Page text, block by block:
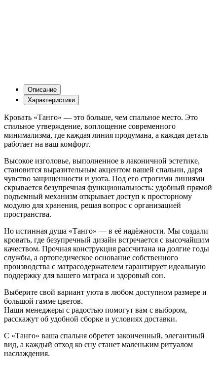
Описание
Характеристики
Кровать «Танго» — это больше, чем спальное место. Это
стильное утверждение, воплощение современного
минимализма, где каждая линия продумана, а каждая деталь
работает на ваш комфорт.
Высокое изголовье, выполненное в лаконичной эстетике,
становится выразительным акцентом вашей спальни, даря
чувство защищенности и уюта. Под его строгими линиями
скрывается безупречная функциональность: удобный прямой
подъемный механизм открывает доступ к просторному
модулю для хранения, решая вопрос с организацией
пространства.
Но истинная душа «Танго» — в её надёжности. Мы создали
кровать, где безупречный дизайн встречается с высочайшим
качеством. Прочная конструкция рассчитана на долгие годы
службы, а ортопедическое основание собственного
производства с матрасодержателем гарантирует идеальную
поддержку для вашего матраса и здоровый сон.
Выберите свой вариант уюта в любом доступном размере и
большой гамме цветов.
Наши менеджеры с радостью помогут вам с выбором,
расскажут об удобной сборке и условиях доставки.
С «Танго» ваша спальня обретет законченный, элегантный
вид, а каждый отход ко сну станет маленьким ритуалом
наслаждения.